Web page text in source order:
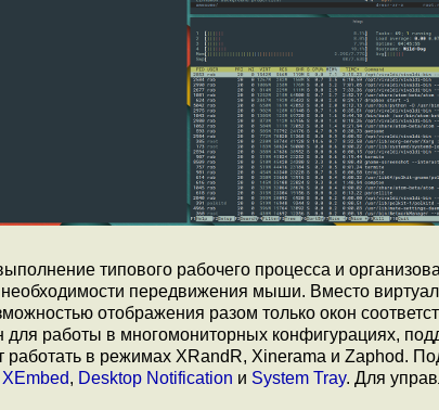
типового рабочего процесса и
передвижения мыши. Вместо
отображения разом только окон
работы в многомониторных конфигурациях,
работать в режимах XRandR, Xinerama и Zaphod.
XEmbed, Desktop Notification и System Tray. Для